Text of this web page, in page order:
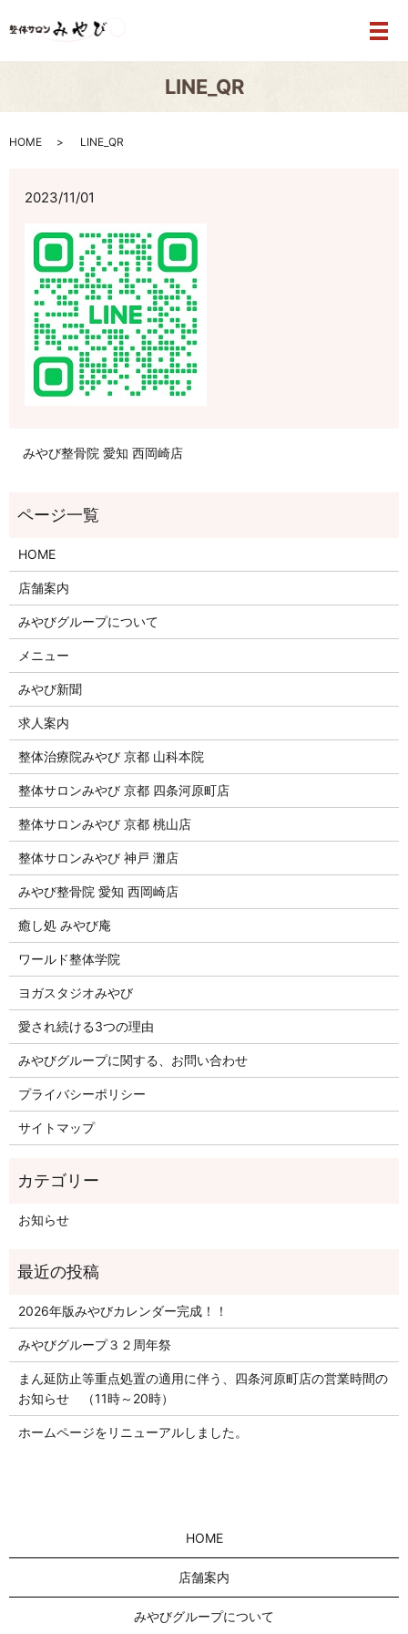
メ
LINE_QR
HOME LINE_QR
2023/11/01
みやび整骨院 愛知 西岡崎店
HOME
店舗案内
みやびグループについて
メニュー
みやび新聞
求人案内
整体治療院みやび 京都 山科本院
整体サロンみやび 京都 四条河原町店
整体サロンみやび 京都 桃山店
整体サロンみやび 神戸 灘店
みやび整骨院 愛知 西岡崎店
癒し処 みやび庵
ワールド整体学院
ヨガスタジオみやび
愛され続ける3つの理由
みやびグループに関する、お問い合わせ
プライバシーポリシー
サイトマップ
お知らせ
2026年版みやびカレンダー完成！！
みやびグループ３２周年祭
まん延防止等重点処置の適用に伴う、四条河原町店の営業時間の
お知らせ （11時～20時）
ホームページをリニューアルしました。
HOME
店舗案内
みやびグループについて